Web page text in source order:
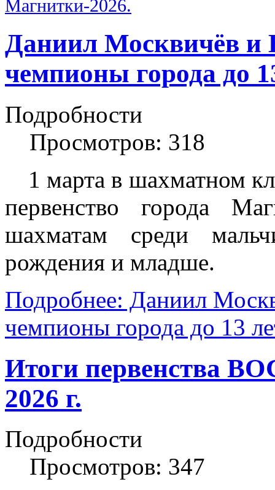
Магнитки-2026.
Даниил Москвичёв и
чемпионы города до
Подробности
Просмотров: 318
1 марта в шахматном
первенство города
шахматам среди
рождения и младше.
Подробнее: Даниил
чемпионы города до 13
Итоги первенства
2026 г.
Подробности
Просмотров: 347